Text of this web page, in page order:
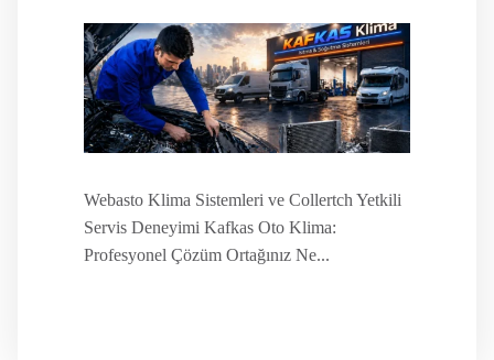
Webasto Klima Sistemleri ve Collertch Yetkili
Servis Deneyimi Kafkas Oto Klima:
Profesyonel Çözüm Ortağınız Ne...